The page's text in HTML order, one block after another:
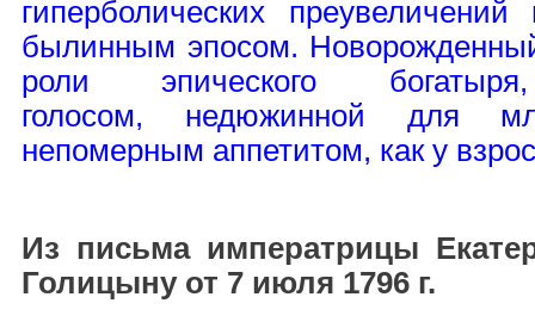
гиперболических
былинным эпосом.
роли эпического
голосом, недюжинной для
непомерным аппетитом, как у
Из письма императрицы
Голицыну от 7 июля 1796 г.